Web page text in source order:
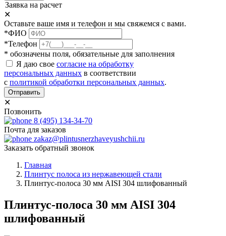
Заявка на расчет
✕
Оставьте ваше имя и телефон и мы свяжемся с вами.
*ФИО
*Телефон
* обозначены поля, обязательные для заполнения
Я даю свое согласие на обработку
персональных данных в соответствии
с политикой обработки персональных данных.
Отправить
✕
Позвонить
8 (495) 134-34-70
Почта для заказов
zakaz@plintusnerzhaveyushchii.ru
Заказать обратный звонок
Главная
Плинтус полоса из нержавеющей стали
Плинтус-полоса 30 мм AISI 304 шлифованный
Плинтус-полоса 30 мм AISI 304
шлифованный